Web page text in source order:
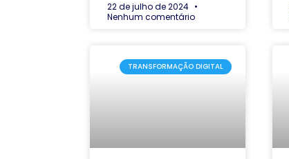
22 de julho de 2024
Nenhum comentário
TRANSFORMAÇÃO DIGITAL